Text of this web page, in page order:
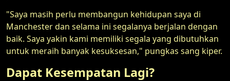
"Saya masih perlu membangun kehidupan saya di
Manchester dan selama ini segalanya berjalan dengan
baik. Saya yakin kami memiliki segala yang dibutuhkan
untuk meraih banyak kesuksesan," pungkas sang kiper.
Dapat Kesempatan Lagi?